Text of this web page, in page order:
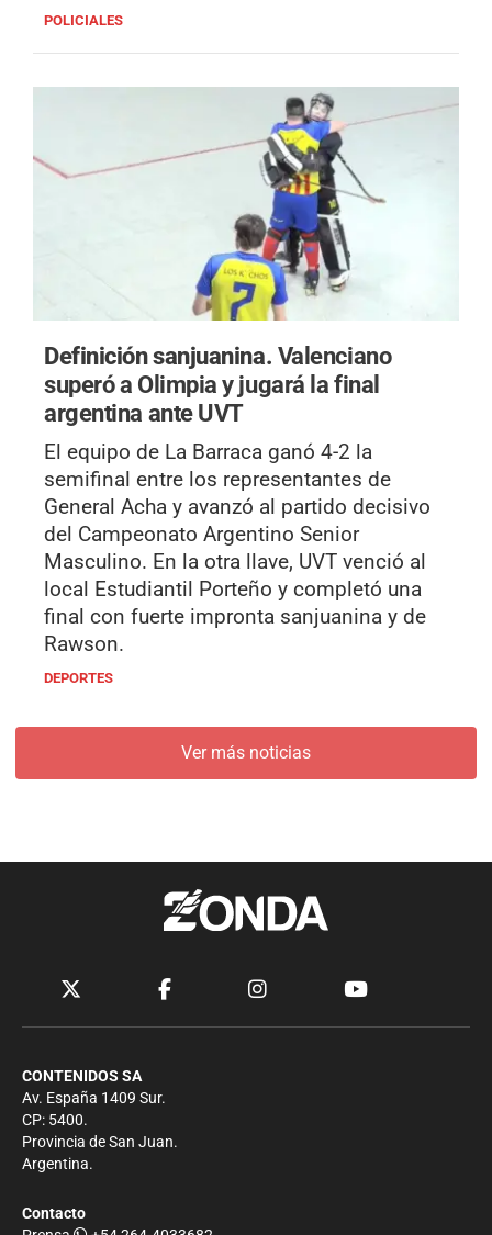
POLICIALES
Definición sanjuanina. Valenciano
superó a Olimpia y jugará la final
argentina ante UVT
El equipo de La Barraca ganó 4-2 la
semifinal entre los representantes de
General Acha y avanzó al partido decisivo
del Campeonato Argentino Senior
Masculino. En la otra llave, UVT venció al
local Estudiantil Porteño y completó una
final con fuerte impronta sanjuanina y de
Rawson.
DEPORTES
Ver más noticias
CONTENIDOS SA
Av. España 1409 Sur.
CP: 5400.
Provincia de San Juan.
Argentina.
Contacto